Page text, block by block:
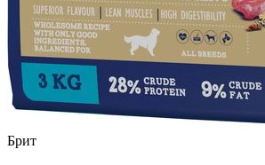
Брит